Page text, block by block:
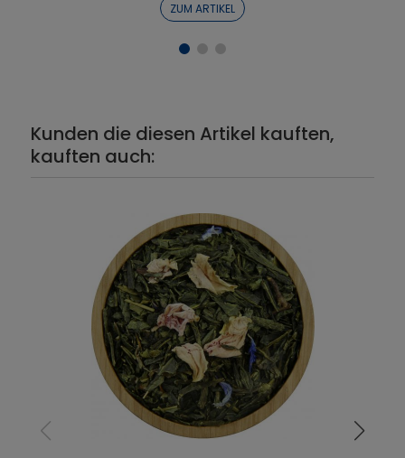
ZUM ARTIKEL
Kunden die diesen Artikel kauften,
kauften auch: